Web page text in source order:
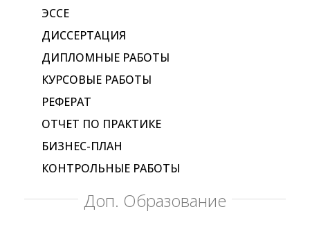
ЭССЕ
ДИССЕРТАЦИЯ
ДИПЛОМНЫЕ РАБОТЫ
КУРСОВЫЕ РАБОТЫ
РЕФЕРАТ
ОТЧЕТ ПО ПРАКТИКЕ
БИЗНЕС-ПЛАН
КОНТРОЛЬНЫЕ РАБОТЫ
Доп. Образование